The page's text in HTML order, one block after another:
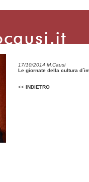
17/10/2014 M.Causi
Le giornate della cultura
<< INDIETRO